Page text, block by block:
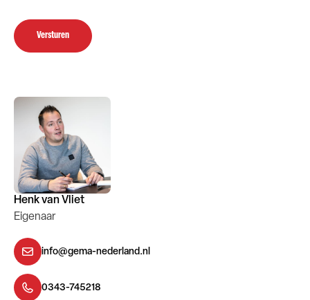
Henk van Vliet
Eigenaar
info@gema-nederland.nl
0343-745218
Versturen